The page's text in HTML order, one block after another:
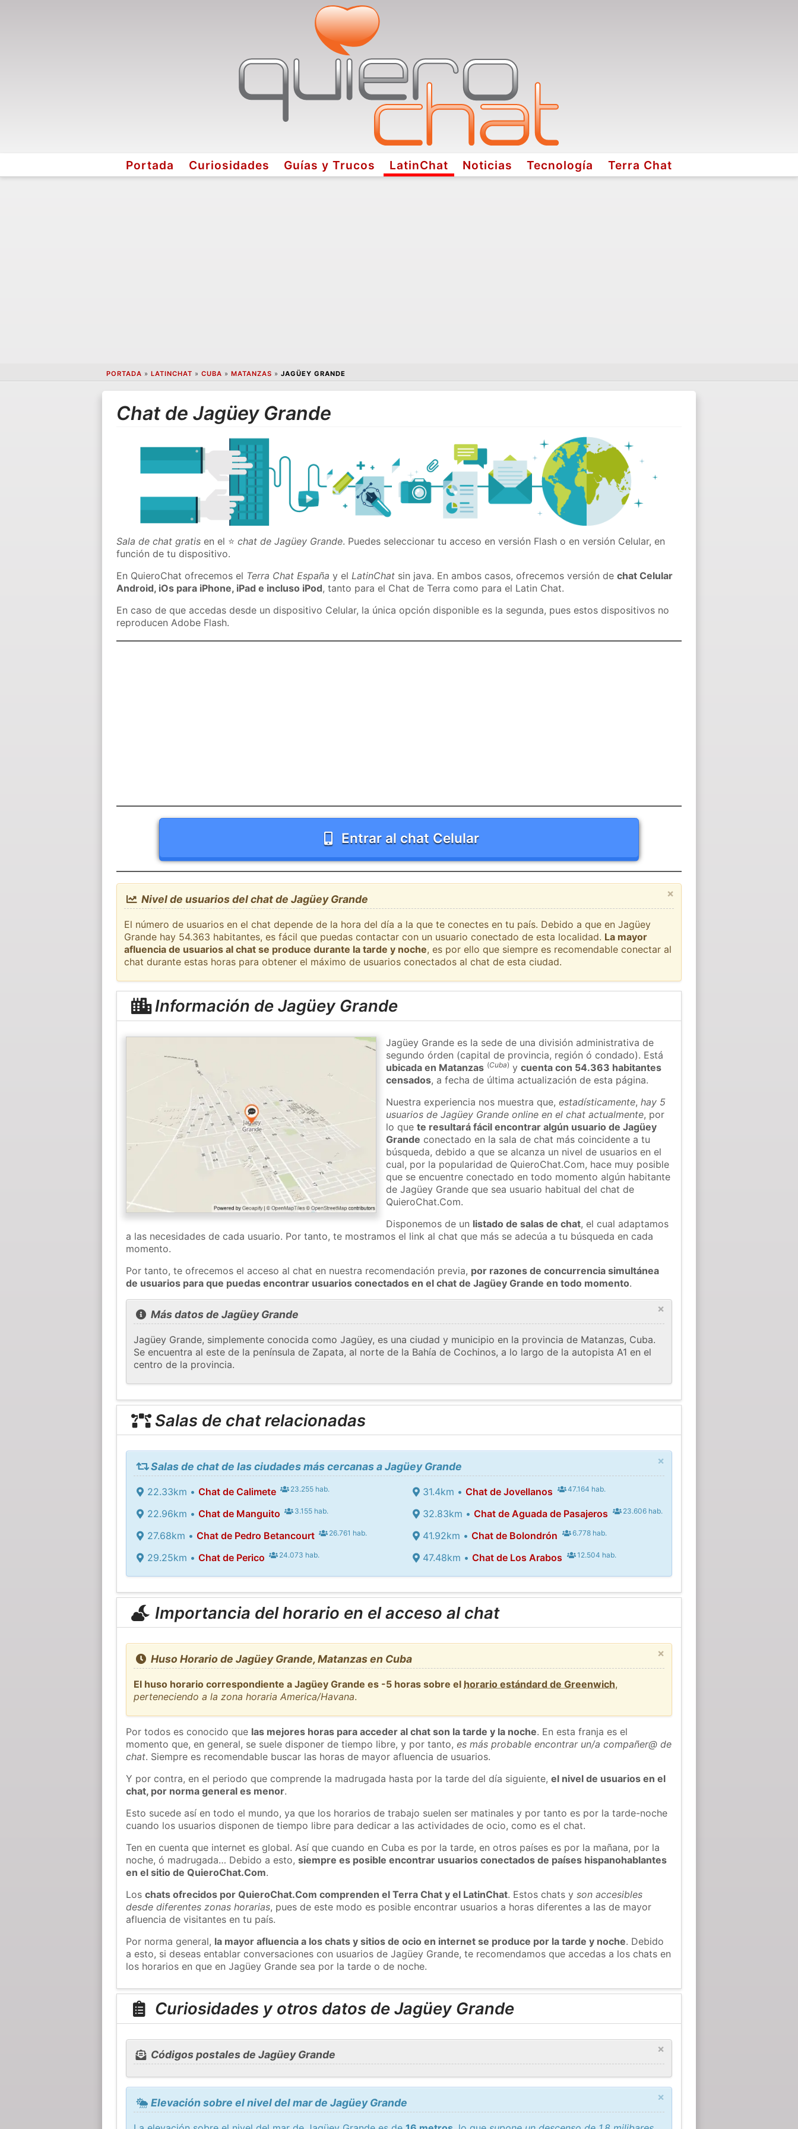
Portada Curiosidades Guías y Trucos LatinChat Noticias Tecnología Terra Chat
PORTADA » LATINCHAT » CUBA » MATANZAS » JAGÜEY GRANDE
Chat de Jagüey Grande
Sala de chat gratis en el ⭐chat de Jagüey Grande. Puedes seleccionar tu acceso en versión Flash o en versión Celular, en
función de tu dispositivo.
En QuieroChat ofrecemos el Terra Chat España y elLatinChat sin java. En ambos casos, ofrecemos versión dechat Celular
Android, iOs para iPhone, iPad e incluso iPod, tanto para el Chat de Terra como para el Latin Chat.
En caso de que accedas desde un dispositivo Celular, la única opción disponible es la segunda, pues estos dispositivos no
reproducen Adobe Flash.
Entrar al chat Celular
×
Nivel de usuarios del chat de Jagüey Grande
El número de usuarios en el chat depende de la hora del día a la que te conectes en tu país. Debido a que en Jagüey
Grande hay 54.363 habitantes, es fácil que puedas contactar con un usuario conectado de esta localidad. La mayor
afluencia de usuarios al chat se produce durante la tarde y noche, es por ello que siempre es recomendable conectar al
chat durante estas horas para obtener el máximo de usuarios conectados al chat de esta ciudad.
Información de Jagüey Grande
Jagüey Grande es la sede de una división administrativa de
segundo órden (capital de provincia, región ó condado). Está
ubicada en Matanzas (Cuba) ycuenta con 54.363 habitantes
censados, a fecha de última actualización de esta página.
Nuestra experiencia nos muestra que,estadísticamente,hay 5
usuarios de Jagüey Grande online en el chat actualmente, por
lo quete resultará fácil encontrar algún usuario de Jagüey
Grande conectado en la sala de chat más coincidente a tu
búsqueda, debido a que se alcanza un nivel de usuarios en el
cual, por la popularidad de QuieroChat.Com, hace muy posible
que se encuentre conectado en todo momento algún habitante
de Jagüey Grande que sea usuario habitual del chat de
QuieroChat.Com.
Disponemos de un listado de salas de chat, el cual adaptamos
a las necesidades de cada usuario. Por tanto, te mostramos el link al chat que más se adecúa a tu búsqueda en cada
momento.
Por tanto, te ofrecemos el acceso al chat en nuestra recomendación previa, por razones de concurrencia simultánea
de usuarios para que puedas encontrar usuarios conectados en el chat de Jagüey Grande en todo momento.
×
Más datos de Jagüey Grande
Jagüey Grande, simplemente conocida como Jagüey, es una ciudad y municipio en la provincia de Matanzas, Cuba.
Se encuentra al este de la península de Zapata, al norte de la Bahía de Cochinos, a lo largo de la autopista A1 en el
centro de la provincia.
Salas de chat relacionadas
×
Salas de chat de las ciudades más cercanas a Jagüey Grande
22.33km • Chat de Calimete 23.255 hab.
22.96km • Chat de Manguito 3.155 hab.
27.68km • Chat de Pedro Betancourt 26.761 hab.
29.25km • Chat de Perico 24.073 hab.
31.4km •Chat de Jovellanos 47.164 hab.
32.83km •Chat de Aguada de Pasajeros 23.606 hab.
41.92km •Chat de Bolondrón 6.778 hab.
47.48km •Chat de Los Arabos 12.504 hab.
Importancia del horario en el acceso al chat
×
Huso Horario de Jagüey Grande, Matanzas en Cuba
El huso horario correspondiente a Jagüey Grande es -5 horas sobre el horario estándard de Greenwich,
perteneciendo a la zona horaria America/Havana.
Por todos es conocido que las mejores horas para acceder al chat son la tarde y la noche. En esta franja es el
momento que, en general, se suele disponer de tiempo libre, y por tanto,es más probable encontrar un/a compañer@ de
chat. Siempre es recomendable buscar las horas de mayor afluencia de usuarios.
Y por contra, en el periodo que comprende la madrugada hasta por la tarde del día siguiente,el nivel de usuarios en el
chat, por norma general es menor.
Esto sucede así en todo el mundo, ya que los horarios de trabajo suelen ser matinales y por tanto es por la tarde-noche
cuando los usuarios disponen de tiempo libre para dedicar a las actividades de ocio, como es el chat.
Ten en cuenta que internet es global. Así que cuando en Cuba es por la tarde, en otros países es por la mañana, por la
noche, ó madrugada… Debido a esto,siempre es posible encontrar usuarios conectados de países hispanohablantes
en el sitio de QuieroChat.Com.
Loschats ofrecidos por QuieroChat.Com comprenden el Terra Chat y el LatinChat. Estos chats yson accesibles
desde diferentes zonas horarias, pues de este modo es posible encontrar usuarios a horas diferentes a las de mayor
afluencia de visitantes en tu país.
Por norma general, la mayor afluencia a los chats y sitios de ocio en internet se produce por la tarde y noche. Debido
a esto, si deseas entablar conversaciones con usuarios de Jagüey Grande, te recomendamos que accedas a los chats en
los horarios en que en Jagüey Grande sea por la tarde o de noche.
Curiosidades y otros datos de Jagüey Grande
×
Códigos postales de Jagüey Grande
×
Elevación sobre el nivel del mar de Jagüey Grande